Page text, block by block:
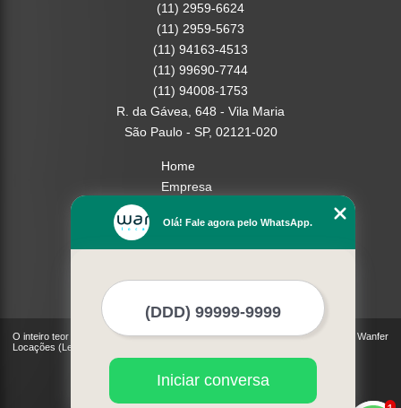
(11) 2959-6624
(11) 2959-5673
(11) 94163-4513
(11) 99690-7744
(11) 94008-1753
R. da Gávea, 648 - Vila Maria
São Paulo - SP, 02121-020
Home
Empresa
Serviços
Contato
O inteiro teor deste site está sujeito à proteção de direitos autorais. Copyright© Wanfer
Locações (Lei 9610 de 19/02/1998)
Olá! Fale agora pelo WhatsApp.
Iniciar conversa